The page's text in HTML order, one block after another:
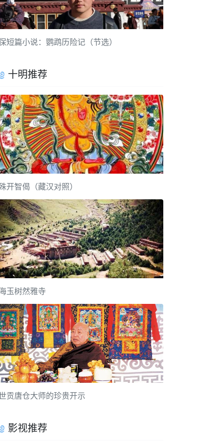
短篇小说：鹦鹉历险记（节选）
十明推荐
开智偈（藏汉对照）
玉树然雅寺
贡唐仓大师的珍贵开示
影视推荐